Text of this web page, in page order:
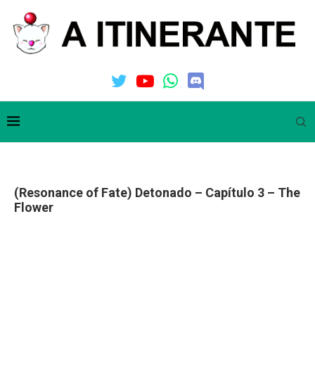
(Resonance of Fate) Detonado – Capítulo 3 – The
Flower